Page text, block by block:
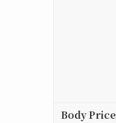
Body Price